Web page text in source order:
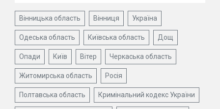
Вінницька область Вінниця Україна
Одеська область Київська область Дощ
Опади Київ Вітер Черкаська область
Житомирська область Росія
Полтавська область Кримінальний кодекс України